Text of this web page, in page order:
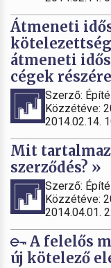
Átmeneti
átmeneti
cégek
Szerző:
Közzétéve:
2014.02.14.
Mit
szerződés? »
Szerző:
Közzétéve:
2014.04.01.
A felelős
új kötelező